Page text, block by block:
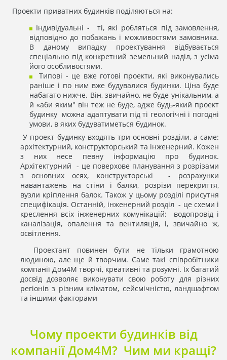
Проекти приватних будинків поділяються на:
Індивідуальні - ті, які робляться під замовлення,
відповідно до побажань і можливостями замовника.
В даному випадку проектування відбувається
спеціально під конкретний земельний наділ, з усіма
його особливостями.
Типові - це вже готові проекти, які виконувались
раніше і по ним вже будувалися будинки. Ціна буде
набагато нижче. Він, звичайно, не буде унікальним, а
й «аби яким" він теж не буде, адже будь-який проект
будинку можна адаптувати під ті геологічні і погодні
умови, в яких будуватиметься будинок.
У проект будинку входять три основні розділи, а саме:
архітектурний, конструкторський та інженерний. Кожен
з них несе певну інформацію про будинок.
Архітектурний - це поверхове планування з розрізами
з основних осях, конструкторські - розрахунки
навантажень на стіни і балки, розрізи перекриття,
вузли кріплення балок. Також у цьому розділі присутня
специфікація. Останній, інженерний розділ - це схеми і
креслення всіх інженерних комунікацій: водопровід і
каналізація, опалення та вентиляція, і, звичайно ж,
освітлення.
Проектант повинен бути не тільки грамотною
людиною, але ще й творчим. Саме такі співробітники
компанії Дом4М творчі, креативні та розумні. Їх багатий
досвід дозволяє виконувати свою роботу для різних
регіонів з різним кліматом, сейсмічністю, ландшафтом
та іншими факторами
Чому проекти будинків від
компанії Дом4М? Чим ми кращі?